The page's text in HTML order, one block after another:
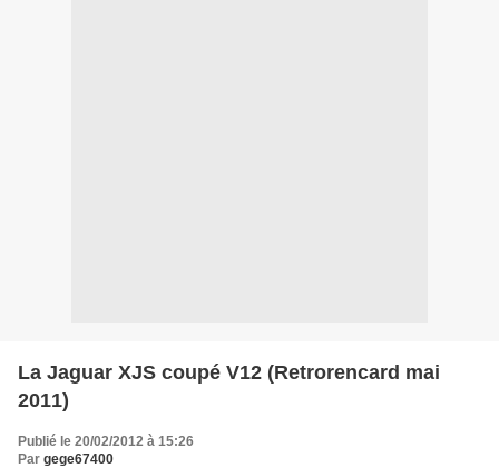
La Jaguar XJS coupé V12 (Retrorencard mai
2011)
Publié le 20/02/2012 à 15:26
Par gege67400